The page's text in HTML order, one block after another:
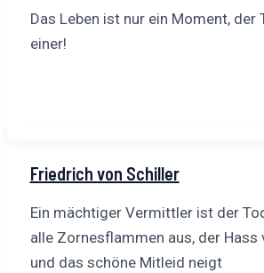
Das Leben ist nur ein Moment, der
einer!
Friedrich von Schiller
Ein mächtiger Vermittler ist der
alle Zornesflammen aus, der Hass
und das schöne Mitleid neigt